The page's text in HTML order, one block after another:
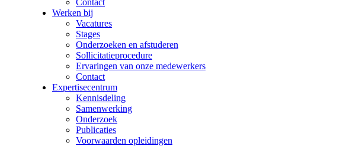
Contact
Werken bij
Vacatures
Stages
Onderzoeken en afstuderen
Sollicitatieprocedure
Ervaringen van onze medewerkers
Contact
Expertisecentrum
Kennisdeling
Samenwerking
Onderzoek
Publicaties
Voorwaarden opleidingen